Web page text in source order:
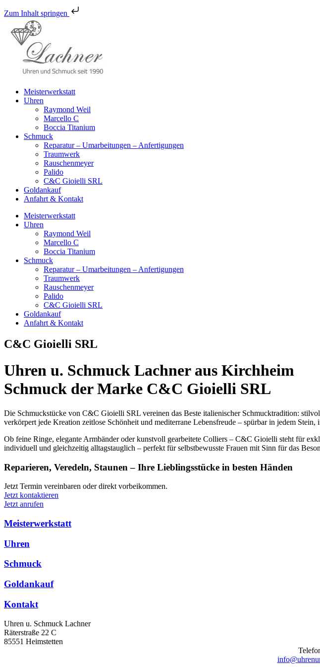
Zum Inhalt springen
Meisterwerkstatt
Uhren
Raymond Weil
Marcello C
Boccia Titanium
Schmuck
Reparatur – Umarbeitungen – Anfertigungen
Traumwerk
Rauschenmeyer
Palido
C&C Gioielli SRL
Goldankauf
Anfahrt & Kontakt
Meisterwerkstatt
Uhren
Raymond Weil
Marcello C
Boccia Titanium
Schmuck
Reparatur – Umarbeitungen – Anfertigungen
Traumwerk
Rauschenmeyer
Palido
C&C Gioielli SRL
Goldankauf
Anfahrt & Kontakt
C&C Gioielli SRL
Uhren u. Schmuck Lachner aus Kirchheim
Schmuck der Marke C&C Gioielli SRL
Die Schmuckstücke von C&C Gioielli SRL vereinen das Beste italienischer Schmucktradition:
verkörpert jede Kreation zeitlose Schönheit und mediterrane Lebensfreude – spürbar in jedem
Ob feine Ringe, elegante Armbänder oder kunstvoll gearbeitete Colliers – C&C Gioielli steht für
individuell und gleichzeitig alltagstauglich – perfekt für selbstbewusste Frauen mit Sinn für das
Reparieren, Veredeln, Staunen – Ihre Lieblingsstücke in besten Händen
Jetzt Termin vereinbaren oder direkt vorbeikommen.
Jetzt kontaktieren
Jetzt anrufen
Meisterwerkstatt
Uhren
Schmuck
Goldankauf
Kontakt
Uhren u. Schmuck Lachner
Räterstraße 22 C
85551 Heimstetten